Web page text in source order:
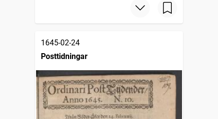
1645-02-24
Posttidningar